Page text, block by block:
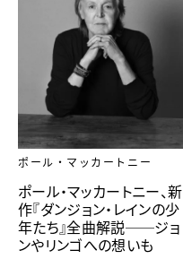
ポール・マッカートニー
ポール・マッカートニー、新
作『ダンジョン・レインの少
年たち』全曲解説──ジョ
ンやリンゴへの想いも